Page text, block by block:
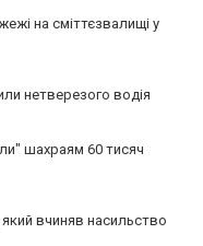
на сміттєзвалищі у
нетверезого водія
шахраям 60 тисяч
який вчиняв насильство